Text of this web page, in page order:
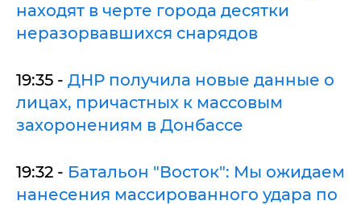
находят в черте города десятки
неразорвавшихся снарядов
19:35 - ДНР получила новые данные о
лицах, причастных к массовым
захоронениям в Донбассе
19:32 - Батальон "Восток": Мы ожидаем
нанесения массированного удара по